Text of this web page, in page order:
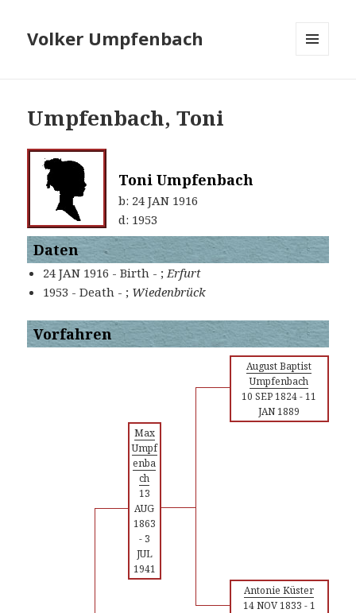
Volker Umpfenbach
Umpfenbach, Toni
Toni Umpfenbach
b: 24 JAN 1916
d: 1953
Daten
24 JAN 1916 - Birth - ;Erfurt
1953 - Death - ; Wiedenbrück
Vorfahren
August Baptist
Umpfenbach
10 SEP 1824-11
JAN 1889
Max
Umpf
enba
ch
13
AUG
1863
- 3
JUL
1941
Antonie Küster
14 NOV 1833 -1